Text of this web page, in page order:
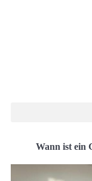
Wann ist ein